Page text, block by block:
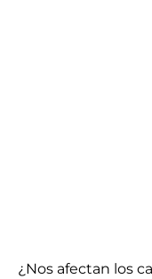
¿Nos afectan los